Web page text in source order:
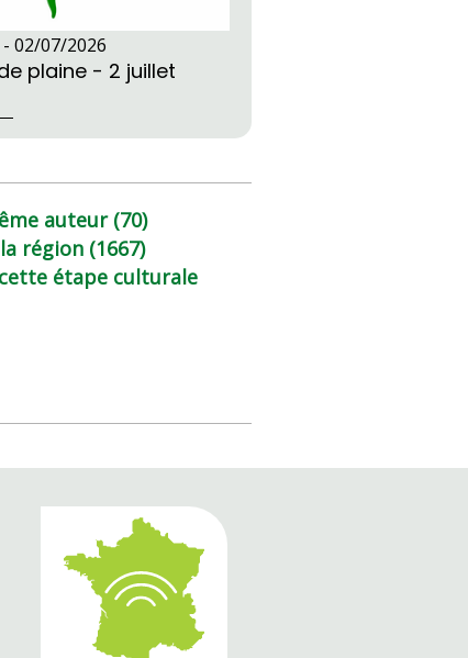
-02/07/2026
plaine - 2 juillet
auteur (70)
région (1667)
étape culturale